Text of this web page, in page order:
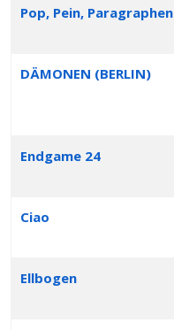
Pop, Pein, Paragraphen
DÄMONEN (BERLIN)
Endgame 24
Ciao
Ellbogen